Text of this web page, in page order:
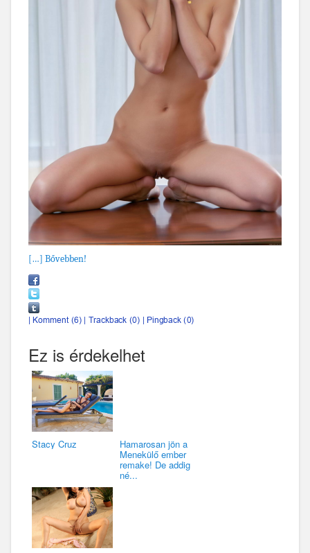
[…] Bővebben!
Ez is érdekelhet
Stacy Cruz Hamarosan jön a
Menekülő ember
remake! De addig
né...